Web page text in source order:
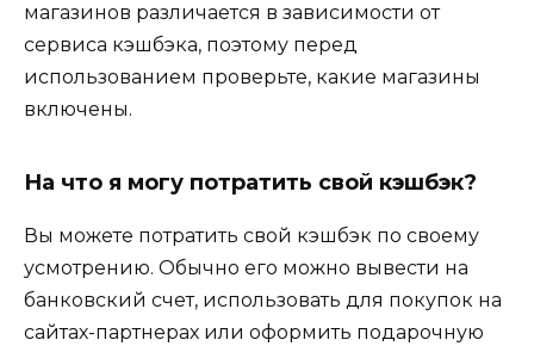
магазинов различается в зависимости от
сервиса кэшбэка, поэтому перед
использованием проверьте, какие магазины
включены.
На что я могу потратить свой кэшбэк?
Вы можете потратить свой кэшбэк по своему
усмотрению. Обычно его можно вывести на
банковский счет, использовать для покупок на
сайтах-партнерах или оформить подарочную